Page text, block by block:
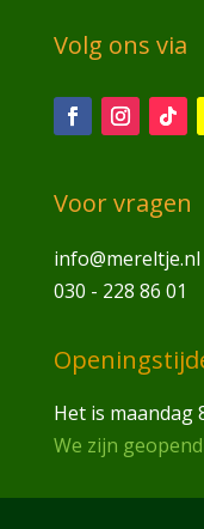
Volg ons via
Voor vragen
info@mereltje.nl
030 - 228 86 01
Het is maandag
We zijn